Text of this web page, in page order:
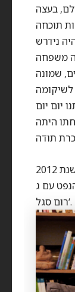
בעצה
תוכחה
משפחה
שמונה
לשיקומה
בגיל 92 משפחתו היתה
התמונות צולמו בבית דניאלה מבור בשנת 2012
עם ג
‘רום סגל.